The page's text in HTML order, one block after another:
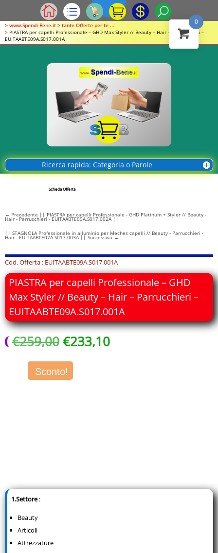
> www.Spendi-Bene.it > tante Offerte per te ...
> PIASTRA per capelli Professionale – GHD Max Styler // Beauty – Hair – Parrucchieri –
EUITAABTE09A.S017.001A
Ricerca rapida: Categoria o Parole
Scheda Offerta
← Precedente || PIASTRA per capelli Professionale - GHD Platinum + Styler // Beauty -
Hair - Parrucchieri - EUITAABTE09A.S017.002A ||
|| STAGNOLA Professionale in alluminio per Meches capelli // Beauty - Parrucchieri -
Hair - EUITAABTE07A.S017.003A || Successiva →
Cod. Offerta : EUITAABTE09A.S017.001A
PIASTRA per capelli Professionale – GHD
Max Styler // Beauty – Hair – Parrucchieri –
EUITAABTE09A.S017.001A
€259,00Il
prezzo
originale
era:
€259,00.
€233,10Il
Sconto!
1.Settore:
Beauty
Articoli
Attrezzature
0